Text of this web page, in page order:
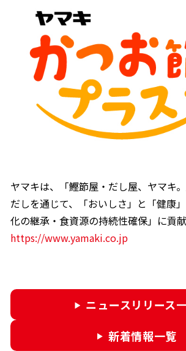
ヤマキは、「鰹節屋・だし屋、ヤマキ
だしを通じて、「おいしさ」と「健康
化の継承・食資源の持続性確保」に貢献
https://www.yamaki.co.jp
ニュースリリース
新着情報一覧